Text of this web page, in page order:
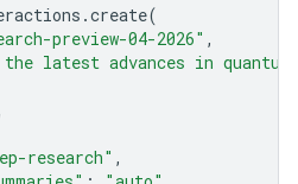
.create(
preview-04-2026" ,
the latest advances in
research" ,